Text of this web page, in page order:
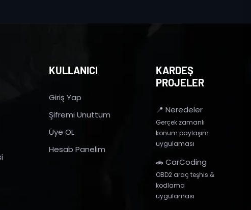
KULLANICI
Giriş Yap
Şifremi Unuttum
Üye OL
Hesab Panelim
KARDEŞ
PROJELER
📍 Neredeler
Gerçek zamanlı
konum paylaşım
uygulaması
🚗 CarCoding
OBD2 araç teşhis &
kodlama
uygulaması